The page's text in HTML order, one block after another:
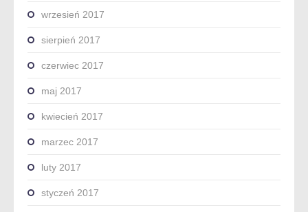
wrzesień 2017
sierpień 2017
czerwiec 2017
maj 2017
kwiecień 2017
marzec 2017
luty 2017
styczeń 2017